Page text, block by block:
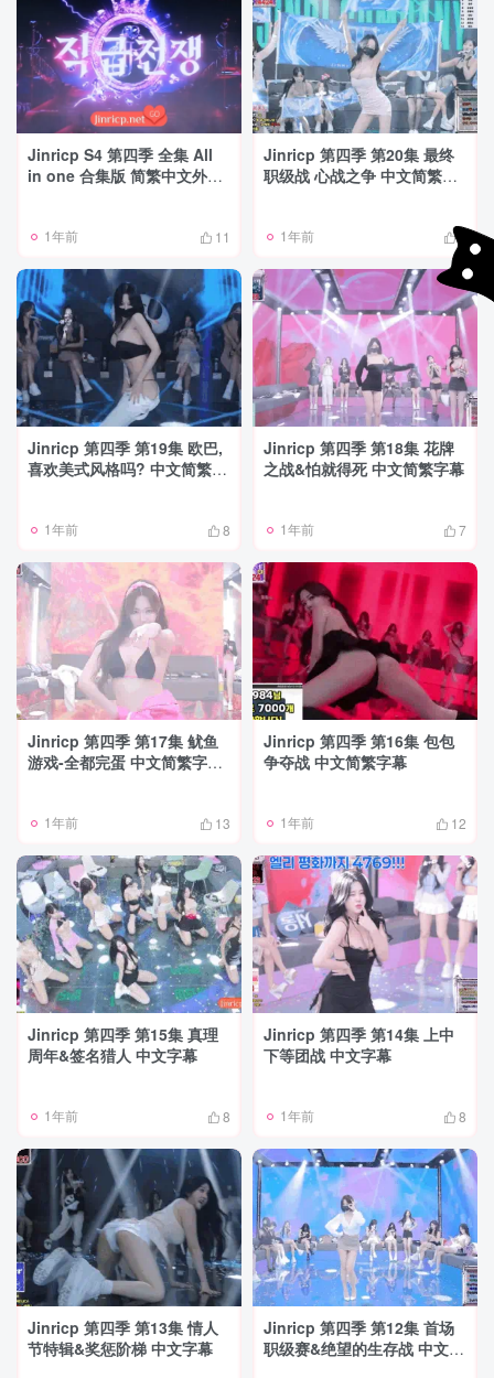
Jinricp S4 第四季 全集 All
in one 合集版 简繁中文外挂
1年前 11
Jinricp 第四季 第20集 最终
职级战 心战之争 中文简繁字
1年前
Jinricp 第四季 第19集 欧巴,
喜欢美式风格吗? 中文简繁字
1年前 8
Jinricp 第四季 第18集 花牌
之战&怕就得死 中文简繁字幕
1年前 7
Jinricp 第四季 第17集 鱿鱼
游戏-全都完蛋 中文简繁字幕
1年前 13
Jinricp 第四季 第16集 包包
争夺战 中文简繁字幕
1年前 12
Jinricp 第四季 第15集 真理
周年&签名猎人 中文字幕
1年前 8
Jinricp 第四季 第14集 上中
下等团战 中文字幕
1年前 8
Jinricp 第四季 第13集 情人
节特辑&奖惩阶梯 中文字幕
Jinricp 第四季 第12集 首场
职级赛&绝望的生存战 中文字